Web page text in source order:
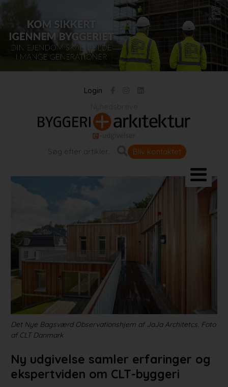
Login
Bliv kontaktet
Landskab og byrum
Projekter
Partnere
Jobportal
Det Nye Bagsværd Observationshjem af JaJa Architetcs. Foto
af CLT Danmark
Ny udgivelse samler erfaringer og
ekspertviden om CLT-byggeri